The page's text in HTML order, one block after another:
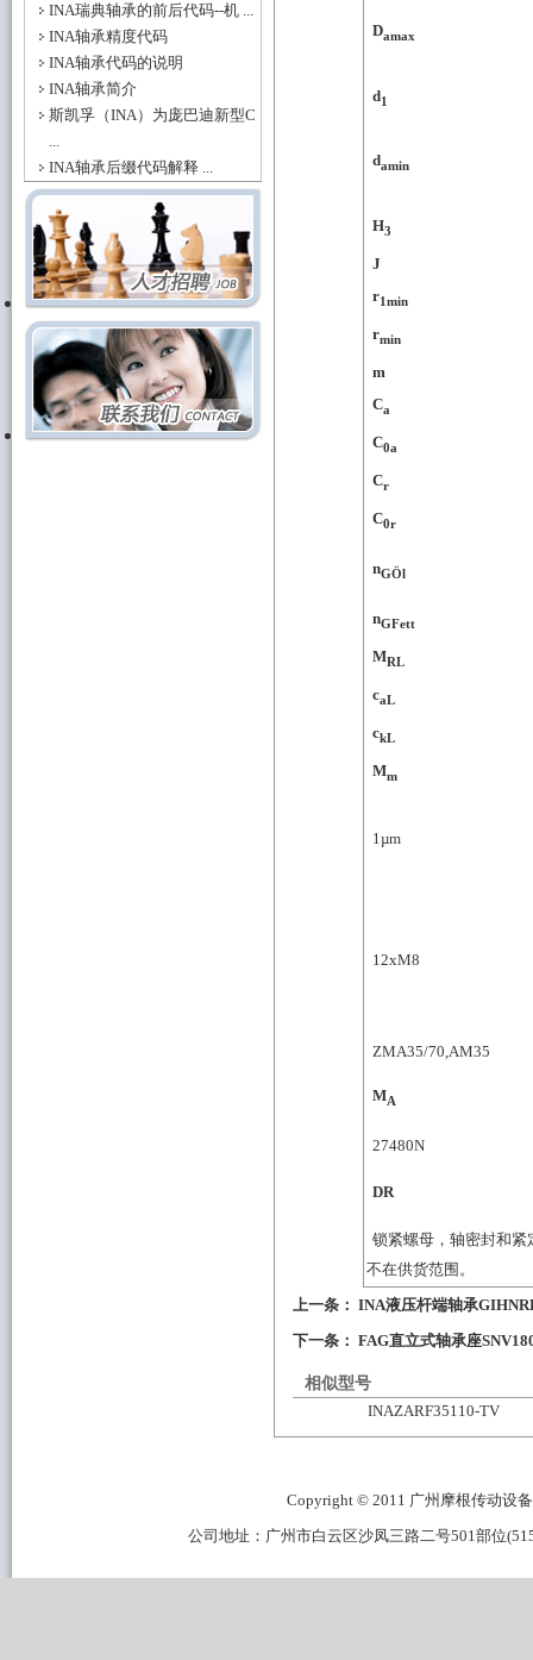
INA瑞典轴承的前后代码--机 ...
INA轴承精度代码
INA轴承代码的说明
INA轴承简介
斯凯孚（INA）为庞巴迪新型C
...
INA轴承后缀代码解释 ...
Damax
d1
damin
H3
J
r1min
rmin
m
Ca
C0a
Cr
C0r
nGÖl
nGFett
MRL
caL
ckL
Mm
1µm
12xM8
ZMA35/70,AM35
MA
27480N
DR
锁紧螺母，轴密封和紧
不在供货范围。
上一条： INA液压杆端轴承
下一条： FAG直立式轴承座
相似型号
INAZARF35110-TV
Copyright © 2011 广州摩根传动设
公司地址：广州市白云区沙凤三路二号501部位